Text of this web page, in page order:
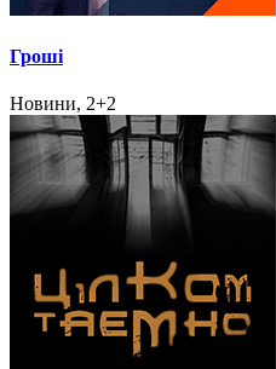
Гроші
Новини, 2+2